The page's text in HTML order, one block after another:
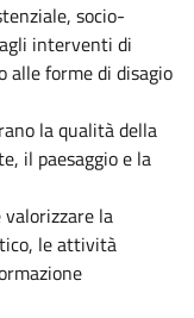
socio-
interventi di
alle forme di disagio
la qualità della
il paesaggio e la
la
le attività